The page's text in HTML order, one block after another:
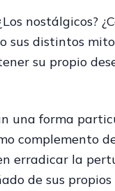
nostálgicos?
distintos
su propio
una forma
complemento
erradicar la
de sus